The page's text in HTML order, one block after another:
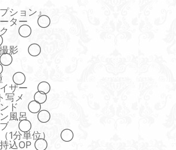
ション』
ーター ◯
ク ◯
撮影 ◯
◯
種 ◯
イザー ◯
ト写メ ◯
ンド ◯
ン風呂 ◯
ブ ◯
（1分単位） ◯
持込OP ◯